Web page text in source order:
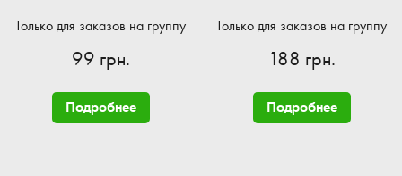
Только для заказов на группу
99 грн.
Подробнее
Только для заказов на группу
188 грн.
Подробнее